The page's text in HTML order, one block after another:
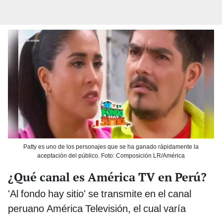
Patty es uno de los personajes que se ha ganado rápidamente la
aceptación del público. Foto: Composición LR/América
¿Qué canal es América TV en Perú?
'Al fondo hay sitio' se transmite en el canal
peruano América Televisión, el cual varía